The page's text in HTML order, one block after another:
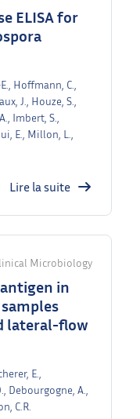
ELISA for
Hoffmann, C.,
J., Houze, S.,
Imbert, S.,
E., Millon, L.,
Lire la suite
Microbiology
in
lateral-flow
E.,
Debourgogne, A.,
C.R.